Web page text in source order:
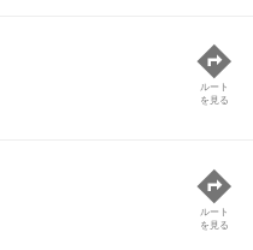
ルート
を見る
ルート
を見る